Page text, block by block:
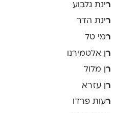
רינת גלבוע
רינת הדר
רמי טל
רן אלטמירנו
ר ן מלול
ר ן עזרא
רעות פרדו